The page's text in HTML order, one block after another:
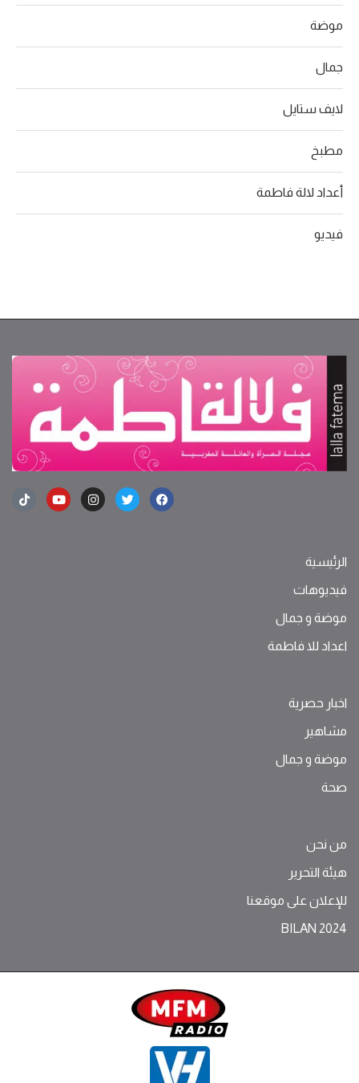
موضة
جمال
لايف ستايل
مطبخ
أعداد لالة فاطمة
فيديو
الرئيسية
فيديوهات
موضة ‫و‬ ‫‬‫جمال‬
اعداد للا فاطمة
اخبار حصرية
مشاهير
موضة ‫و‬ ‫‬‫جمال‬
صحة
من نحن
هيئة التحرير
للإعلان على موقعنا
BILAN 2024